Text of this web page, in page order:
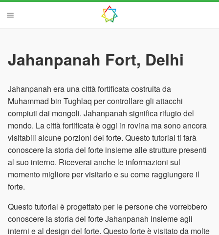
Jahanpanah Fort, Delhi
Jahanpanah era una città fortificata costruita da
Muhammad bin Tughlaq per controllare gli attacchi
compiuti dai mongoli. Jahanpanah significa rifugio del
mondo. La città fortificata è oggi in rovina ma sono ancora
visitabili alcune porzioni del forte. Questo tutorial ti farà
conoscere la storia del forte insieme alle strutture presenti
al suo interno. Riceverai anche le informazioni sul
momento migliore per visitarlo e su come raggiungere il
forte.
Questo tutorial è progettato per le persone che vorrebbero
conoscere la storia del forte Jahanpanah insieme agli
interni e al design del forte. Questo forte è visitato da molte